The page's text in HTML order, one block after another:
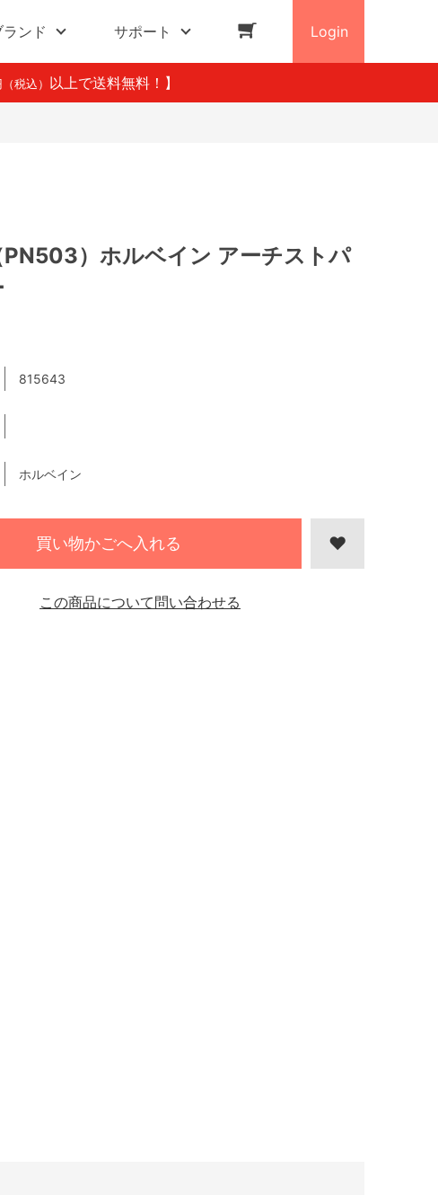
ランド サポート Login
（税込） 以上で送料無料！】
）ホルベイン アーチストパ
815643
ホルベイン
買い物かごへ入れる
この商品について問い合わせる